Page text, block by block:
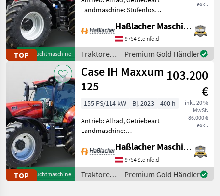
TOPGebrauchtmaschine
exkl.
Landmaschine: Stufenloses
Zapfwellendrehzahl:
540/540E/1000/1000E,
Höchstgeschwindigkeit in
km/h: 50 km/h, Aufla
Haßlacher Maschinenhandel
9754 Steinfeld
Traktoren
/ Case IH
Premium Gold Händler
TOPGebrauchtmaschine
Case IH Maxxum
125
103.200
€
inkl. 20 %
MwSt.
86.000 €
exkl.
155 PS/114 kW Bj. 2023
400 h
Antrieb: Allrad, Getriebeart
Landmaschine:
Plattform: Kabine,
Zapfwellendrehzahl:
540/540E/1000,
Höchstgeschwindigkeit in
Haßlacher Maschinenhandel
9754 Steinfeld
Traktoren
/ Case IH
Premium Gold Händler